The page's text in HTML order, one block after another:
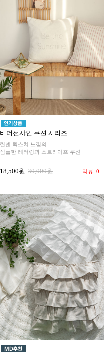
비더선샤인 쿠션 시리즈
린넨 텍스쳐 느낌의
심플한 레터링과 스트라이프 쿠션
18,500원 30,000원 리뷰 0